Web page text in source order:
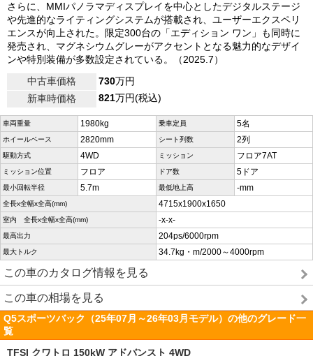
さらに、MMIパノラマディスプレイを中心としたデジタルステージ
や先進的なライティングシステムが搭載され、ユーザーエクスペリ
エンスが向上された。限定300台の「エディション ワン」も同時に
発売され、マグネシウムグレーがアクセントとなる魅力的なデザイ
ンや特別装備が多数設定されている。（2025.7）
中古車価格
730万円
新車時価格
821万円(税込)
車両重量 1980kg 乗車定員 5名
ホイールベース 2820mm シート列数 2列
駆動方式 4WD ミッション フロア7AT
ミッション位置 フロア ドア数 5ドア
最小回転半径 5.7m 最低地上高 -mm
全長x全幅x全高(mm) 4715x1900x1650
室内 全長x全幅x全高(mm) -x-x-
最高出力 204ps/6000rpm
最大トルク 34.7kg・m/2000～4000rpm
この車のカタログ情報を見る
この車の相場を見る
Q5スポーツバック（25年07月～26年03月モデル）の他のグレード一
覧
TFSI クワトロ 150kW アドバンスト 4WD